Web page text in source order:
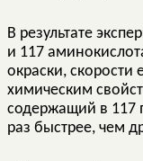
В результате
и 117
окраски,
химическим
содержащий в 117
раз быстрее, чем